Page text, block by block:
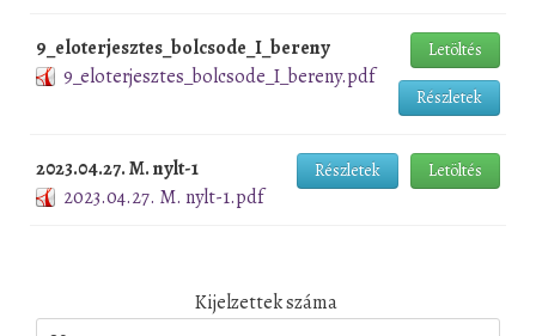
9_eloterjesztes_bolcsode_I_bereny
9_eloterjesztes_bolcsode_I_bereny.pdf
Letöltés
Részletek
2023.04.27. M. nylt-1
2023.04.27. M. nylt-1.pdf
Letöltés
Részletek
Kijelzettek száma